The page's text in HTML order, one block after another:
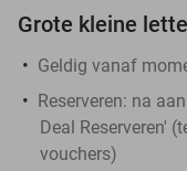
Grote kleine
Geldig vanaf
Reserveren: na
Deal Reserveren'
vouchers)